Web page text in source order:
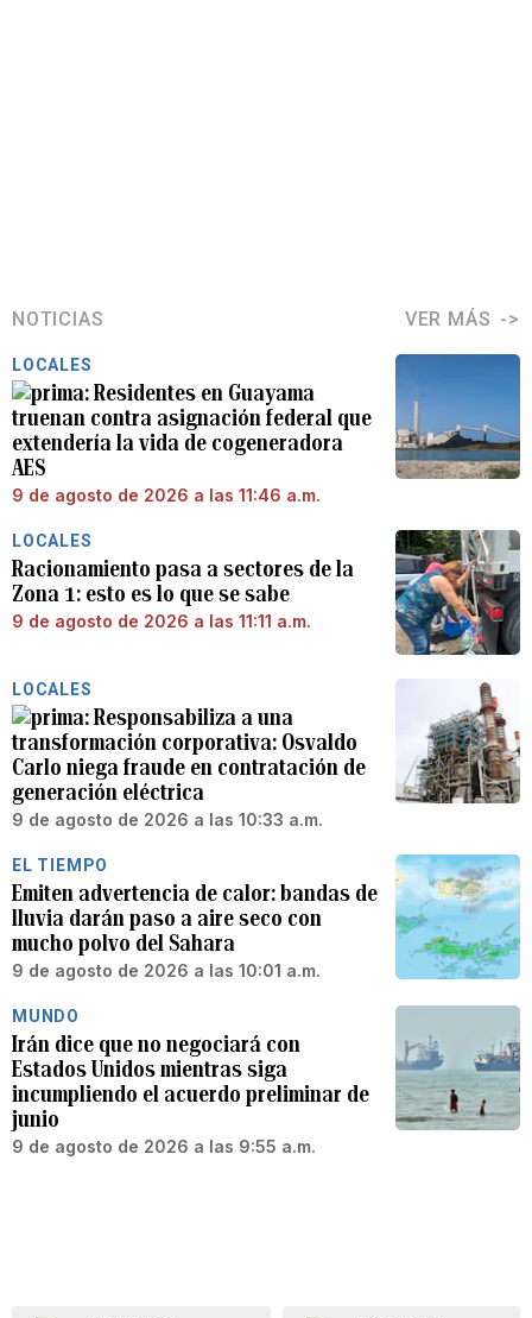
NOTICIAS VER MÁS
LOCALES
Residentes en Guayama
truenan contra asignación federal que
extendería la vida de cogeneradora
AES
9 de agosto de 2026 a las 11:46 a.m.
LOCALES
Racionamiento pasa a sectores de la
Zona 1: esto es lo que se sabe
9 de agosto de 2026 a las 11:11 a.m.
LOCALES
Responsabiliza a una
transformación corporativa: Osvaldo
Carlo niega fraude en contratación de
generación eléctrica
9 de agosto de 2026 a las 10:33 a.m.
EL TIEMPO
Emiten advertencia de calor: bandas de
lluvia darán paso a aire seco con
mucho polvo del Sahara
9 de agosto de 2026 a las 10:01 a.m.
MUNDO
Irán dice que no negociará con
Estados Unidos mientras siga
incumpliendo el acuerdo preliminar de
junio
9 de agosto de 2026 a las 9:55 a.m.